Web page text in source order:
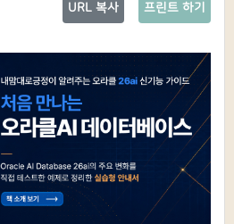
프린트 하기
URL 복사